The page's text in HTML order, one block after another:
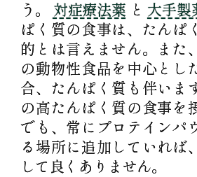
う。 対症療法薬 と 大手製
ぱく質の食事は、たんぱ
的とは言えません。また
の動物性食品を中心とし
合、たんぱく質も伴いま
の高たんぱく質の食事を
でも、常にプロテインパ
る場所に追加していれば
して良くありません。